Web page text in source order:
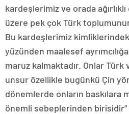
kardeşlerimiz ve orada
üzere pek çok Türk
Bu kardeşlerimiz
yüzünden maalesef
maruz kalmaktadır. Onlar Türk
unsur özellikle bugünkü Çin
dönemlerde onların baskılara
önemli sebeplerinden birisidir”